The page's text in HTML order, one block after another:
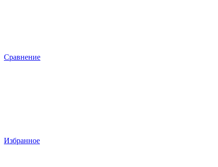
Сравнение
Избранное